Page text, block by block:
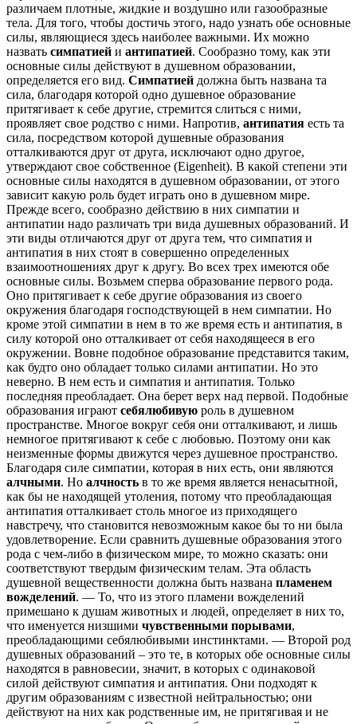
различаем плотные, жидкие и воздушно или газообразные
тела. Для того, чтобы достичь этого, надо узнать обе основные
силы, являющиеся здесь наиболее важными. Их можно
назвать симпатией и антипатией. Сообразно тому, как эти
основные силы действуют в душевном образовании,
определяется его вид. Симпатией должна быть названа та
сила, благодаря которой одно душевное образование
притягивает к себе другие, стремится слиться с ними,
проявляет свое родство с ними. Напротив, антипатия есть та
сила, посредством которой душевные образования
отталкиваются друг от друга, исключают одно другое,
утверждают свое собственное (Eigenheit). В какой степени эти
основные силы находятся в душевном образовании, от этого
зависит какую роль будет играть оно в душевном мире.
Прежде всего, сообразно действию в них симпатии и
антипатии надо различать три вида душевных образований. И
эти виды отличаются друг от друга тем, что симпатия и
антипатия в них стоят в совершенно определенных
взаимоотношениях друг к другу. Во всех трех имеются обе
основные силы. Возьмем сперва образование первого рода.
Оно притягивает к себе другие образования из своего
окружения благодаря господствующей в нем симпатии. Но
кроме этой симпатии в нем в то же время есть и антипатия, в
силу которой оно отталкивает от себя находящееся в его
окружении. Вовне подобное образование представится таким,
как будто оно обладает только силами антипатии. Но это
неверно. В нем есть и симпатия и антипатия. Только
последняя преобладает. Она берет верх над первой. Подобные
образования играют себялюбивую роль в душевном
пространстве. Многое вокруг себя они отталкивают, и лишь
немногое притягивают к себе с любовью. Поэтому они как
неизменные формы движутся через душевное пространство.
Благодаря силе симпатии, которая в них есть, они являются
алчными. Но алчность в то же время является ненасытной,
как бы не находящей утоления, потому что преобладающая
антипатия отталкивает столь многое из приходящего
навстречу, что становится невозможным какое бы то ни была
удовлетворение. Если сравнить душевные образования этого
рода с чем-либо в физическом мире, то можно сказать: они
соответствуют твердым физическим телам. Эта область
душевной вещественности должна быть названа пламенем
вожделений. — То, что из этого пламени вожделений
примешано к душам животных и людей, определяет в них то,
что именуется низшими чувственными порывами,
преобладающими себялюбивыми инстинктами. — Второй род
душевных образований – это те, в которых обе основные силы
находятся в равновесии, значит, в которых с одинаковой
силой действуют симпатия и антипатия. Они подходят к
другим образованиям с известной нейтральностью; они
действуют на них как родственные им, не притягивая и не